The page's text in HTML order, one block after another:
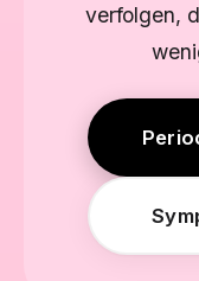
verfolgen,